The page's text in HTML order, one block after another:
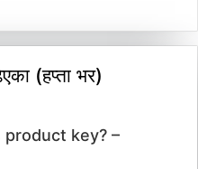
(हप्ता भर)
key? –